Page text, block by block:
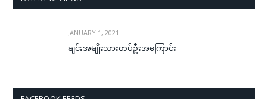
JANUARY 1, 2021
ချင်းအမျိုးသားတပ်ဦးအကြောင်း